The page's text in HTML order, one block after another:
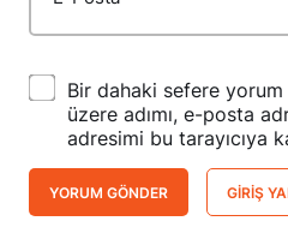
Bir dahaki sefere yorum
üzere adımı, e-posta
adresimi bu tarayıcıya
YORUM GÖNDER GIRIŞ